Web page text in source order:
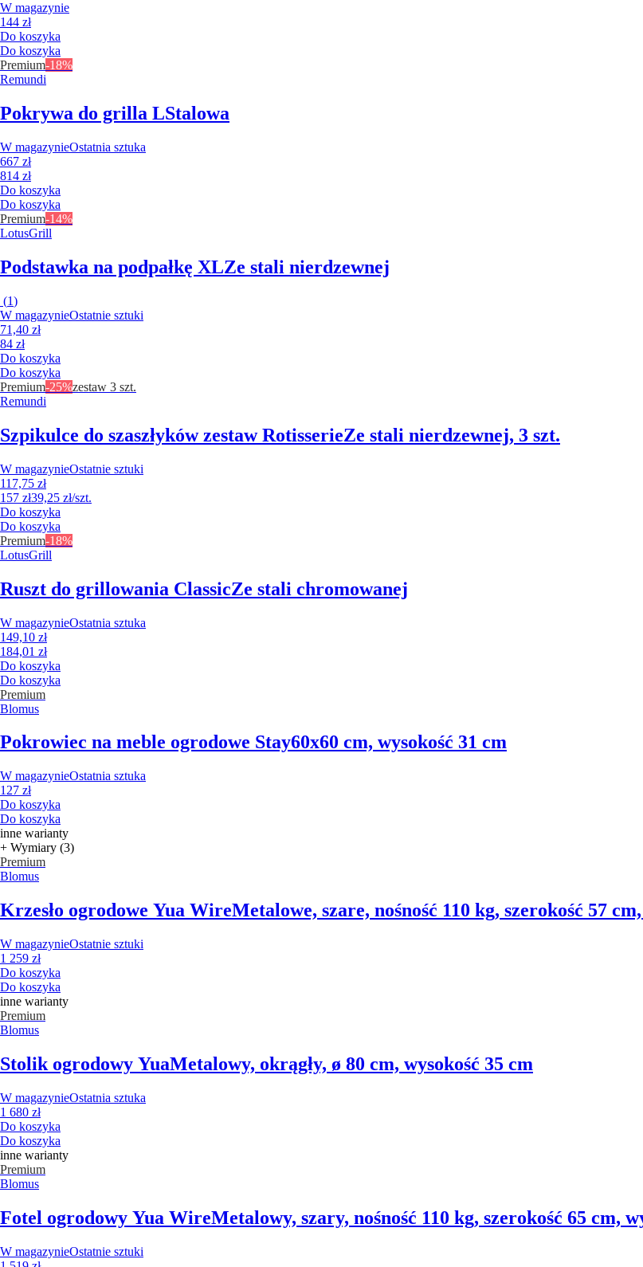
W magazynie
144 zł
Do koszyka
Do koszyka
Premium-18%
Remundi
Pokrywa do grilla LStalowa
W magazynieOstatnia sztuka
667 zł
814 zł
Do koszyka
Do koszyka
Premium-14%
LotusGrill
Podstawka na podpałkę XLZe stali nierdzewnej
(1)
W magazynieOstatnie sztuki
71,40 zł
84 zł
Do koszyka
Do koszyka
Premium-25%zestaw 3 szt.
Remundi
Szpikulce do szaszłyków zestaw RotisserieZe stali nierdzewnej, 3 szt.
W magazynieOstatnie sztuki
117,75 zł
157 zł39,25 zł/szt.
Do koszyka
Do koszyka
Premium-18%
LotusGrill
Ruszt do grillowania ClassicZe stali chromowanej
W magazynieOstatnia sztuka
149,10 zł
184,01 zł
Do koszyka
Do koszyka
Premium
Blomus
Pokrowiec na meble ogrodowe Stay60x60 cm, wysokość 31 cm
W magazynieOstatnia sztuka
127 zł
Do koszyka
Do koszyka
inne warianty
+ Wymiary (3)
Premium
Blomus
Krzesło ogrodowe Yua WireMetalowe, szare, nośność 110 kg, szerokość 57
W magazynieOstatnie sztuki
1 259 zł
Do koszyka
Do koszyka
inne warianty
Premium
Blomus
Stolik ogrodowy YuaMetalowy, okrągły, ø 80 cm, wysokość 35 cm
W magazynieOstatnia sztuka
1 680 zł
Do koszyka
Do koszyka
inne warianty
Premium
Blomus
Fotel ogrodowy Yua WireMetalowy, szary, nośność 110 kg, szerokość 65 cm,
W magazynieOstatnie sztuki